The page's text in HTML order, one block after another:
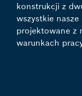
konstrukcji z
wszystkie nasze
projektowane z
warunkach